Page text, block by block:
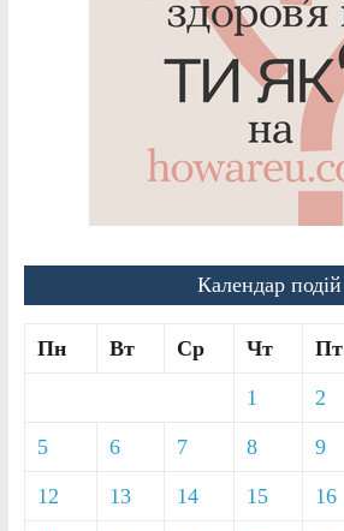
Календар подій
Пн Вт Ср Чт Пт
1 2
5 6 7 8 9
12 13 14 15 16